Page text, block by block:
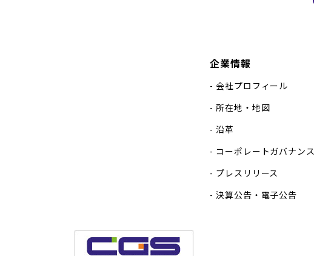
企業情報
会社プロフィール
所在地・地図
沿革
コーポレートガバナンス
プレスリリース
決算公告・電子公告